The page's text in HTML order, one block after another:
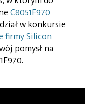
C8051F970
w konkursie
firmy Silicon
pomysł na